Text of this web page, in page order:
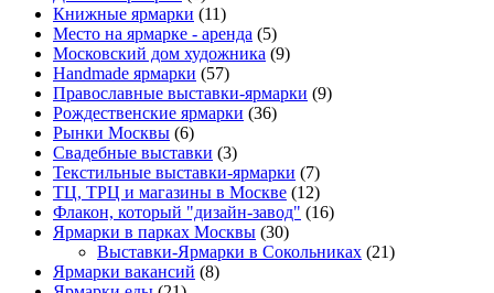
Книжные ярмарки (11)
Место на ярмарке - аренда (5)
Московский дом художника (9)
Нandmade ярмарки (57)
Православные выставки-ярмарки (9)
Рождественские ярмарки (36)
Рынки Москвы (6)
Свадебные выставки (3)
Текстильные выставки-ярмарки (7)
ТЦ, ТРЦ и магазины в Москве (12)
Флакон, который "дизайн-завод" (16)
Ярмарки в парках Москвы (30)
Выставки-Ярмарки в Сокольниках (21)
Ярмарки вакансий (8)